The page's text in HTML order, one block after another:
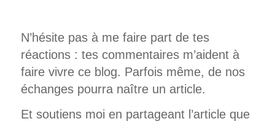
N’hésite pas à me faire part de tes
réactions : tes commentaires m’aident à
faire vivre ce blog. Parfois même, de nos
échanges pourra naître un article.
Et soutiens moi en partageant l’article que